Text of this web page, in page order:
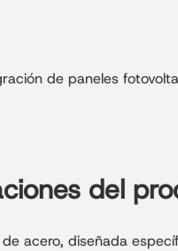
de paneles
del
acero, diseñada